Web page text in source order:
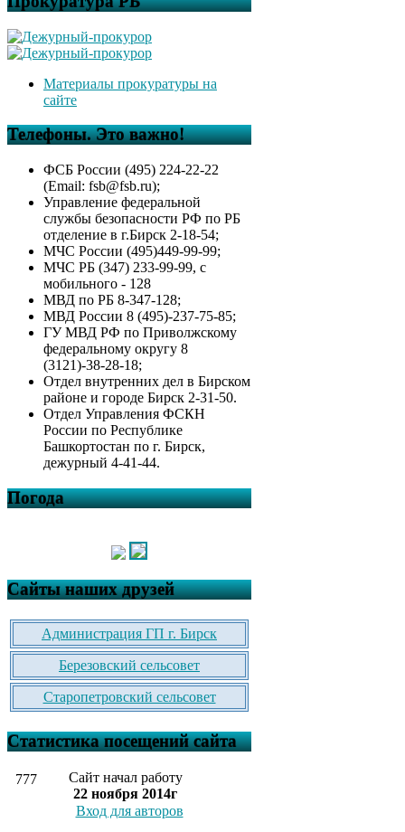
Материалы прокуратуры на
сайте
Телефоны. Это важно!
ФСБ России (495) 224-22-22
(Email: fsb@fsb.ru);
Управление федеральной
службы безопасности РФ по РБ
отделение в г.Бирск 2-18-54;
МЧС России (495)449-99-99;
МЧС РБ (347) 233-99-99, с
мобильного - 128
МВД по РБ 8-347-128;
МВД России 8 (495)-237-75-85;
ГУ МВД РФ по Приволжскому
федеральному округу 8
(3121)-38-28-18;
Отдел внутренних дел в Бирском
районе и городе Бирск 2-31-50.
Отдел Управления ФСКН
России по Республике
Башкортостан по г. Бирск,
дежурный 4-41-44.
Погода
Сайты наших друзей
Администрация ГП г. Бирск
Березовский сельсовет
Старопетровский сельсовет
Статистика посещений сайта
777
Сайт начал работу
22 ноября 2014г
Вход для авторов